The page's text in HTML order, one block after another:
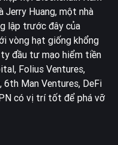
Jerry Huang, một nhà
lập trước đây của
vòng hạt giống khổng
đầu tư mạo hiểm tiền
Folius Ventures,
6th Man Ventures, DeFi
có vị trí tốt để phá vỡ